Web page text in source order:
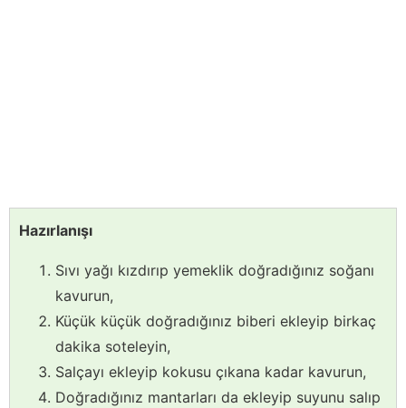
Hazırlanışı
Sıvı yağı kızdırıp yemeklik doğradığınız soğanı
kavurun,
Küçük küçük doğradığınız biberi ekleyip birkaç
dakika soteleyin,
Salçayı ekleyip kokusu çıkana kadar kavurun,
Doğradığınız mantarları da ekleyip suyunu salıp